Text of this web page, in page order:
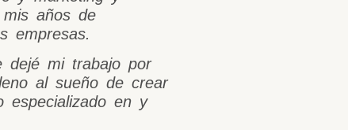
años de
empresas.
dejé mi trabajo por
al sueño de crear
especializado en y